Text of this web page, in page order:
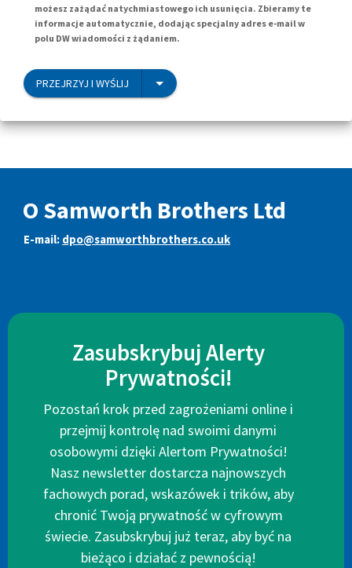
możesz zażądać natychmiastowego ich usunięcia. Zbieramy te
informacje automatycznie, dodając specjalny adres e-mail w
polu DW wiadomości z żądaniem.
PRZEJRZYJ I WYŚLIJ
O Samworth Brothers Ltd
E-mail: dpo@samworthbrothers.co.uk
Zasubskrybuj Alerty
Prywatności!
Pozostań krok przed zagrożeniami online i
przejmij kontrolę nad swoimi danymi
osobowymi dzięki Alertom Prywatności!
Nasz newsletter dostarcza najnowszych
fachowych porad, wskazówek i trików, aby
chronić Twoją prywatność w cyfrowym
świecie. Zasubskrybuj już teraz, aby być na
bieżąco i działać z pewnością!